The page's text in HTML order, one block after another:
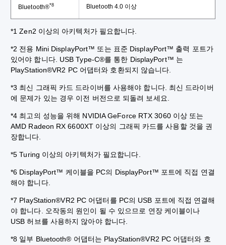
Bluetooth®*8 Bluetooth 4.0 이상
*1 Zen2 이상의 아키텍처가 필요합니다.
*2 전용 Mini DisplayPort™ 또는 표준 DisplayPort™ 출력 포트가
있어야 합니다. USB Type-C®를 통한 DisplayPort™ 는
PlayStation®VR2 PC 어댑터와 호환되지 않습니다.
*3 최신 그래픽 카드 드라이버를 사용해야 합니다. 최신 드라이버
에 문제가 있는 경우 이전 버전으로 되돌려 보세요.
*4 최고의 성능을 위해 NVIDIA GeForce RTX 3060 이상 또는
AMD Radeon RX 6600XT 이상의 그래픽 카드를 사용할 것을 권
장합니다.
*5 Turing 이상의 아키텍처가 필요합니다.
*6 DisplayPort™ 케이블을 PC의 DisplayPort™ 포트에 직접 연결
해야 합니다.
*7 PlayStation®VR2 PC 어댑터를 PC의 USB 포트에 직접 연결해
야 합니다. 오작동의 원인이 될 수 있으므로 연장 케이블이나
USB 허브를 사용하지 않아야 합니다.
*8 일부 Bluetooth® 어댑터는 PlayStation®VR2 PC 어댑터와 호